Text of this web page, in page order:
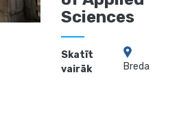
Sciences
Skatīt
vairāk
Breda